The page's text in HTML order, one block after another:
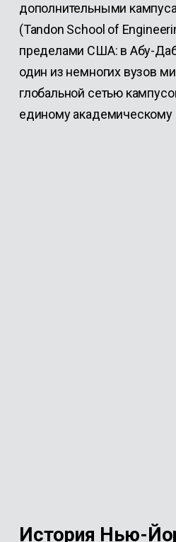
дополнительными
(Tandon School of
пределами США: в Абу-
один из немногих вузов
глобальной сетью
единому академическому
История Нью-